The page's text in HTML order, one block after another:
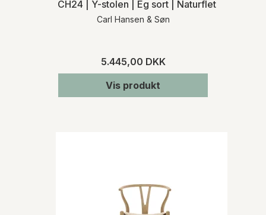
CH24 | Y-stolen | Eg sort | Naturflet | MH
Carl Hansen & Søn
5.445,00 DKK
Vis produkt